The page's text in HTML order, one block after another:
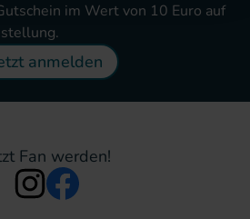
im Wert von 10 Euro auf
anmelden
Fan werden!